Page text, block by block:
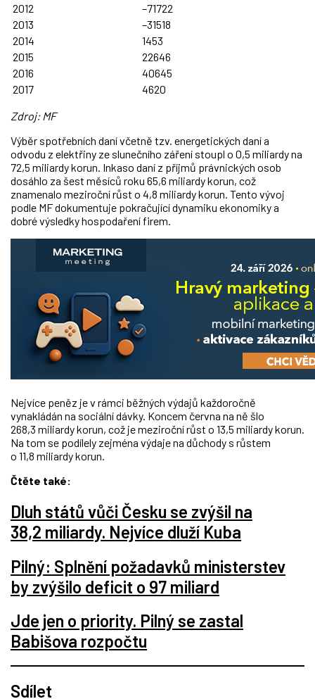
2012
–71722
2013
–31518
2014
1453
2015
22646
2016
40645
2017
4620
Zdroj: MF
Výběr spotřebních daní včetně tzv. energetických daní a
odvodu z elektřiny ze slunečního záření stoupl o 0,5 miliardy na
72,5 miliardy korun. Inkaso daní z příjmů právnických osob
dosáhlo za šest měsíců roku 65,6 miliardy korun, což
znamenalo meziroční růst o 4,8 miliardy korun. Tento vývoj
podle MF dokumentuje pokračující dynamiku ekonomiky a
dobré výsledky hospodaření firem.
Nejvíce peněz je v rámci běžných výdajů každoročně
vynakládán na sociální dávky. Koncem června na ně šlo
268,3 miliardy korun, což je meziroční růst o 13,5 miliardy korun.
Na tom se podílely zejména výdaje na důchody s růstem
o 11,8 miliardy korun.
Čtěte také:
Dluh států vůči Česku se zvýšil na
38,2 miliardy. Nejvíce dluží Kuba
Pilný: Splnění požadavků ministerstev
by zvýšilo deficit o 97 miliard
Jde jen o priority. Pilný se zastal
Babišova rozpočtu
Sdílet